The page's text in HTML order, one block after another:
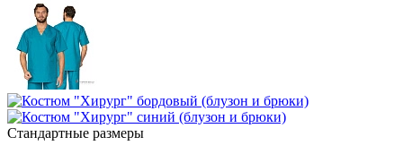
Стандартные размеры